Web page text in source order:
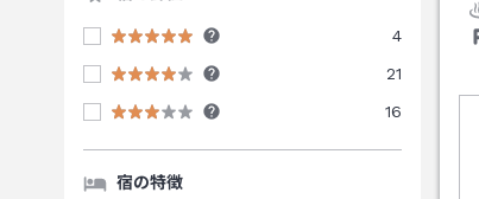
4
21
16
宿の特徴